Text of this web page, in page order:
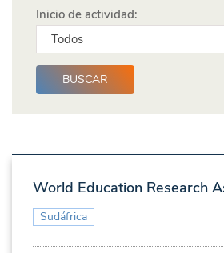
Inicio de actividad:
World Education Research
Sudáfrica